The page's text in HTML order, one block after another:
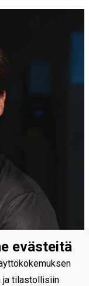
evästeitä
ja tilastollisiin